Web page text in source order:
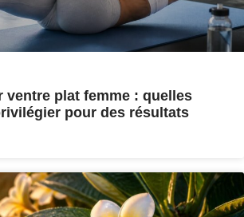
ventre plat femme : quelles
pour des résultats